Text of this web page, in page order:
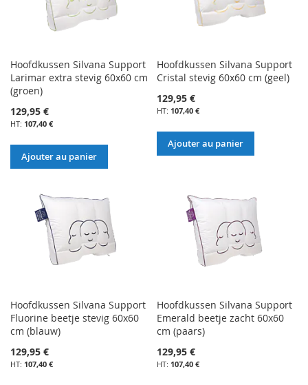
Hoofdkussen Silvana Support
Larimar extra stevig 60x60 cm
(groen)
129,95 €
107,40 €
Ajouter au panier
Hoofdkussen Silvana Support
Cristal stevig 60x60 cm (geel)
129,95 €
107,40 €
Ajouter au panier
Hoofdkussen Silvana Support
Fluorine beetje stevig 60x60
cm (blauw)
129,95 €
107,40 €
Hoofdkussen Silvana Support
Emerald beetje zacht 60x60
cm (paars)
129,95 €
107,40 €